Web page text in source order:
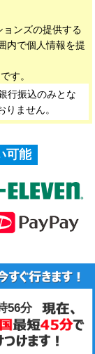
ンズの提供する
内で個人情報を提
す。
行振込のみとな
ません。
可能
56分